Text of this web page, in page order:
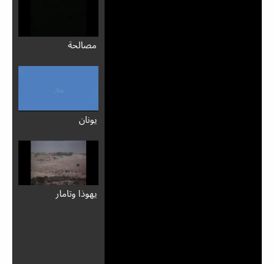
مصالحة
يونان
يهوذا وتامار